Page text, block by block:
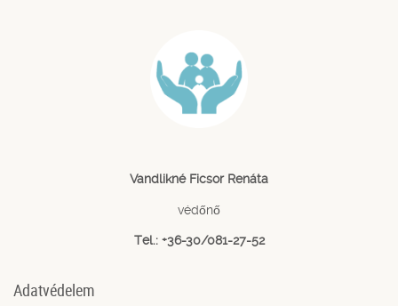
Vandlikné Ficsor Renáta
védőnő
Tel.: +36-30/081-27-52
Adatvédelem